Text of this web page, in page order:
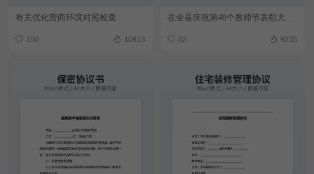
有关优化营商环境对照检查
150 10913
在全县庆祝第40个教师节表彰大会上讲话
82 9236